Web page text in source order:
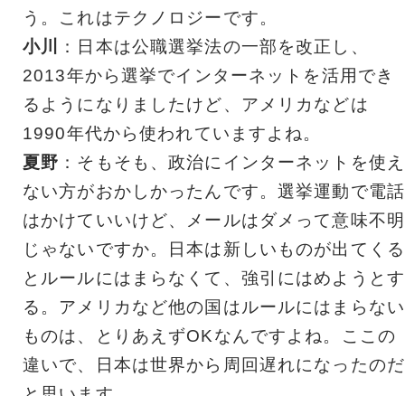
う。これはテクノロジーです。
小川
：日本は公職選挙法の一部を改正し、
2013年から選挙でインターネットを活用でき
るようになりましたけど、アメリカなどは
1990年代から使われていますよね。
夏野 ：そもそも、政治にインターネットを使え
ない方がおかしかったんです。選挙運動で電話
はかけていいけど、メールはダメって意味不明
じゃないですか。日本は新しいものが出てくる
とルールにはまらなくて、強引にはめようとす
る。アメリカなど他の国はルールにはまらない
ものは、とりあえずOKなんですよね。ここの
違いで、日本は世界から周回遅れになったのだ